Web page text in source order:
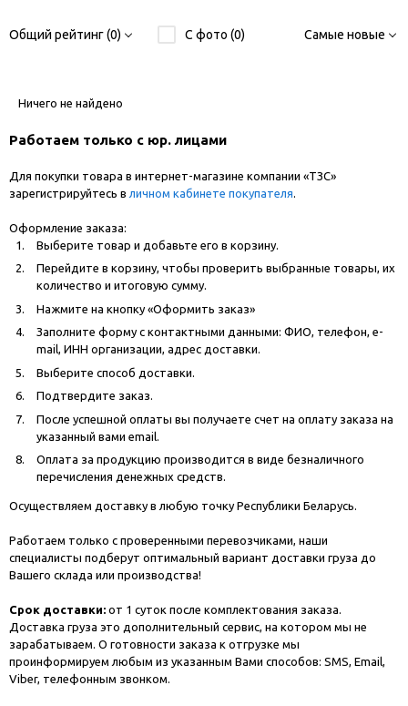
Общий рейтинг (0) С фото (0) Самые новые
Ничего не найдено
Работаем только с юр. лицами
Для покупки товара в интернет-магазине компании «ТЗС»
зарегистрируйтесь в личном кабинете покупателя
Оформление заказа:
Выберите товар и добавьте его в корзину.
Перейдите в корзину, чтобы проверить выбранные товары, их
количество и итоговую сумму.
Нажмите на кнопку «Оформить заказ»
Заполните форму с контактными данными: ФИО, телефон, e-
mail, ИНН организации, адрес доставки.
Выберите способ доставки.
Подтвердите заказ.
После успешной оплаты вы получаете счет на оплату заказа на
указанный вами email.
Оплата за продукцию производится в виде безналичного
перечисления денежных средств.
Осуществляем доставку в любую точку Республики Беларусь.
Работаем только с проверенными перевозчиками, наши
специалисты подберут оптимальный вариант доставки груза до
Вашего склада или производства!
Срок доставки: от 1 суток после комплектования заказа.
Доставка груза это дополнительный сервис, на котором мы не
зарабатываем. О готовности заказа к отгрузке мы
проинформируем любым из указанным Вами способов: SMS, Email,
Viber, телефонным звонком.